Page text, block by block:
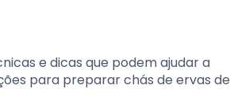
e dicas que podem ajudar a
para preparar chás de ervas de